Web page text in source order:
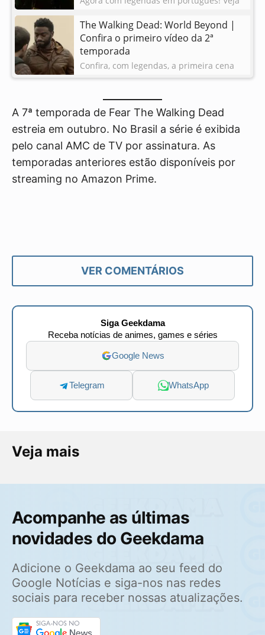
de The Walking Dead.
24/07/2021
The Walking Dead: World Beyond |
Confira o primeiro vídeo da 2ª
temporada
Confira, com legendas, a primeira cena
da segunda e última temporada de The
A 7ª temporada de Fear The Walking Dead
estreia em outubro. No Brasil a série é exibida
pelo canal AMC de TV por assinatura. As
temporadas anteriores estão disponíveis por
streaming no Amazon Prime.
VER COMENTÁRIOS
Siga Geekdama
Receba notícias de animes, games e séries
Google News
Telegram WhatsApp
Veja mais
Acompanhe as últimas
novidades do Geekdama
Adicione o Geekdama ao seu feed do
Google Notícias e siga-nos nas redes
sociais para receber nossas atualizações.